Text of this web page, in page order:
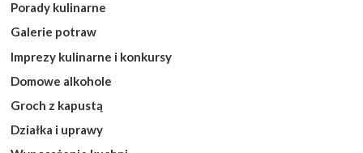
Porady kulinarne
Galerie potraw
Imprezy kulinarne i konkursy
Domowe alkohole
Groch z kapustą
Działka i uprawy